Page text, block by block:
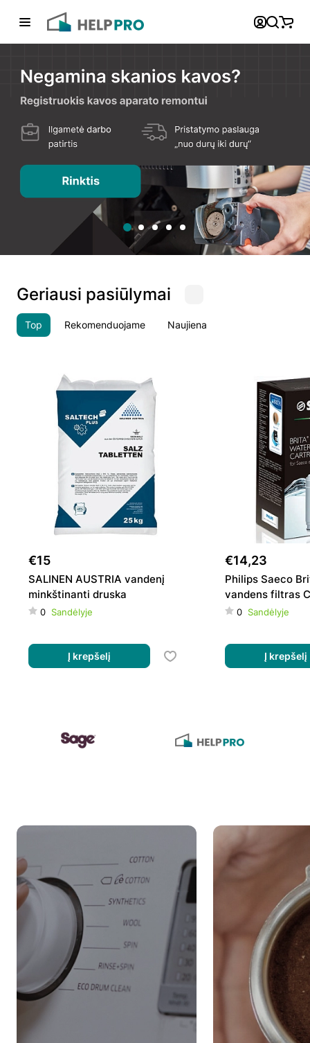
Telefonai
+370 600 74008
Susisiekite su mumis
Geriausi pasiūlymai
Top Rekomenduojame Naujiena
€15
SALINEN AUSTRIA vandenį
minkštinanti druska
0 Sandėlyje
Į krepšelį
€14,23
Philips Saeco
vandens filtras
0 Sandėlyje
Į krepšelį